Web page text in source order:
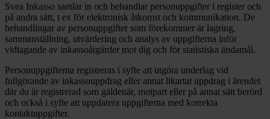
Svea Inkasso samlar in och behandlar personuppgifter i register och
på andra sätt, t ex för elektronisk åtkomst och kommunikation. De
behandlingar av personuppgifter som förekommer är lagring,
sammanställning, utvärdering och analys av uppgifterna inför
vidtagande av inkassoåtgärder mot dig och för statistiska ändamål.
Personuppgifterna registreras i syfte att utgöra underlag vid
fullgörande av inkassouppdrag eller annat likartat uppdrag i ärendet
där du är registrerad som gäldenär, motpart eller på annat sätt berörd
och också i syfte att uppdatera uppgifterna med korrekta
kontaktuppgifter.